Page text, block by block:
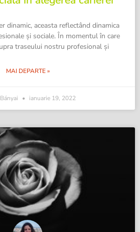
dinamic, aceasta reflectând dinamica
și sociale. În momentul în care
traseului nostru profesional și
MAI DEPARTE »
ianuarie 19, 2022